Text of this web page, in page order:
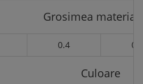
Grosimea
0.4 0.4
Culoare